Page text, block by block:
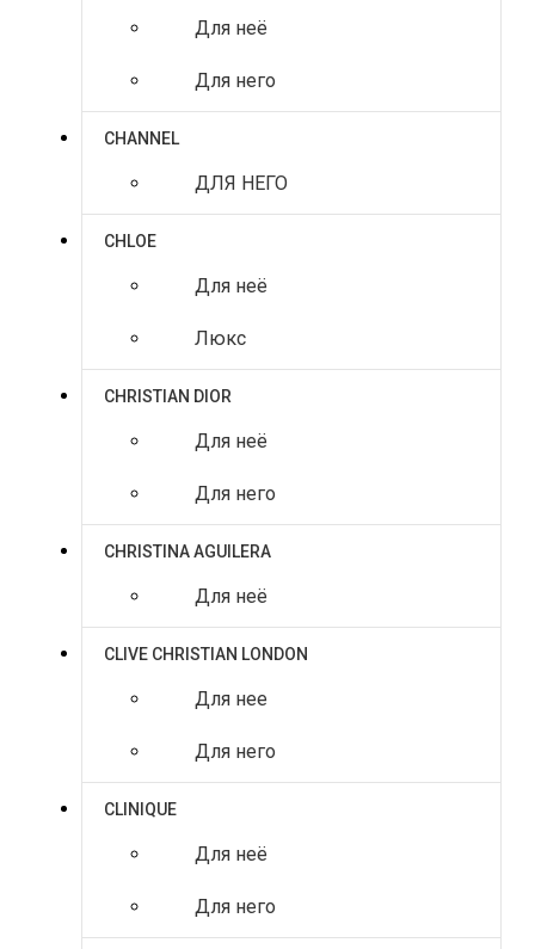
Для неё
Для него
CHANNEL
ДЛЯ НЕГО
CHLOE
Для неё
Люкс
CHRISTIAN DIOR
Для неё
Для него
CHRISTINA AGUILERA
Для неё
CLIVE CHRISTIAN LONDON
Для нее
Для него
CLINIQUE
Для неё
Для него